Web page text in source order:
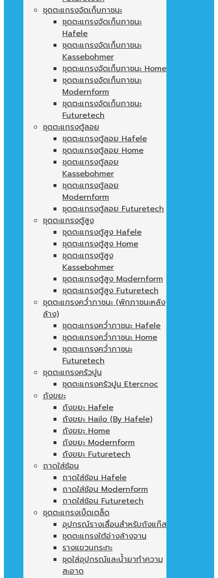
ชุดตะแกรงจัดเก็บภาชนะ
ชุดตะแกรงจัดเก็บภาชนะ
Hafele
ชุดตะแกรงจัดเก็บภาชนะ
Kassebohmer
ชุดตะแกรงจัดเก็บภาชนะ Home
ชุดตะแกรงจัดเก็บภาชนะ
Modernform
ชุดตะแกรงจัดเก็บภาชนะ
Futuretech
ชุดตะแกรงตู้ลอย
ชุดตะแกรงตู้ลอย Hafele
ชุดตะแกรงตู้ลอย Home
ชุดตะแกรงตู้ลอย
Kassebohmer
ชุดตะแกรงตู้ลอย
Modernform
ชุดตะแกรงตู้ลอย Futuretech
ชุดตะแกรงตู้สูง
ชุดตะแกรงตู้สูง Hafele
ชุดตะแกรงตู้สูง Home
ชุดตะแกรงตู้สูง
Kassebohmer
ชุดตะแกรงตู้สูง Modernform
ชุดตะแกรงตู้สูง Futuretech
ชุดตะแกรงคว่ำภาชนะ (พักภาชนะหลัง
ล้าง)
ชุดตะแกรงคว่ำภาชนะ Hafele
ชุดตะแกรงคว่ำภาชนะ Home
ชุดตะแกรงคว่ำภาชนะ
Futuretech
ชุดตะแกรงครัวปูน
ชุดตะแกรงครัวปูน Etercnoc
ถังขยะ
ถังขยะ Hafele
ถังขยะ Hailo (By Hafele)
ถังขยะ Home
ถังขยะ Modernform
ถังขยะ Futuretech
ถาดใส่ช้อน
ถาดใส่ช้อน Hafele
ถาดใส่ช้อน Modernform
ถาดใส่ช้อน Futuretech
ชุดตะแกรงเบ็ดเตล็ด
อุปกรณ์รางเลื่อนสำหรับถังแก๊ส
ชุดตะแกรงใต้อ่างล้างจาน
รางแขวนกระทะ
ชุดใส่อุปกรณ์และน้ำยาทำความ
สะอาด